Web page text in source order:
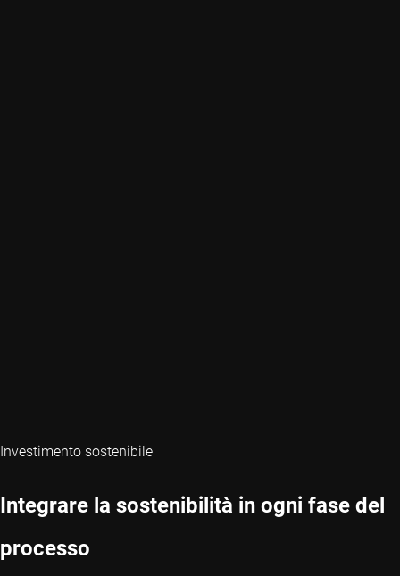
Investimento sostenibile
Integrare la sostenibilità in ogni fase del
processo